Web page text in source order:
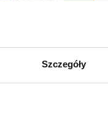
Szczegóły
Na